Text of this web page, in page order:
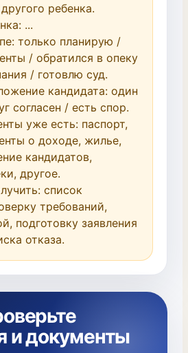
ребенка.
...
только планирую /
/ обратился в опеку
/ готовлю суд.
кандидата: один
согласен / есть спор.
уже есть: паспорт,
о доходе, жилье,
кандидатов,
другое.
список
требований,
подготовку заявления
отказа.
и документы